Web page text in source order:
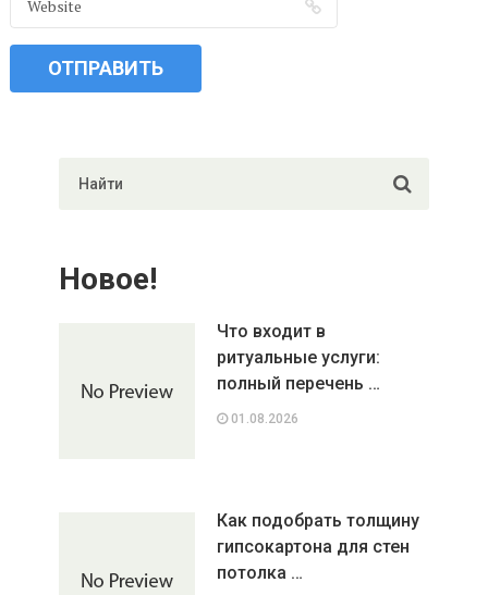
Новое!
Что входит в
ритуальные услуги:
полный перечень …
01.08.2026
Как подобрать толщину
гипсокартона для стен
потолка …